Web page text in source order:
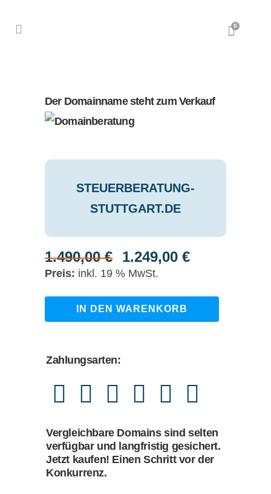
0
Der Domainname steht zum Verkauf
STEUERBERATUNG-
STUTTGART.DE
1.490,00€
Ursprünglicher
Preis
1.490,00 €
1.249,00 €Aktueller
inkl. 19 % MwSt.
steuerberatung-
quantity
IN DEN WARENKORB
Zahlungsarten:
Vergleichbare Domains sind selten
verfügbar und langfristig gesichert.
Jetzt kaufen! Einen Schritt vor der
Konkurrenz.